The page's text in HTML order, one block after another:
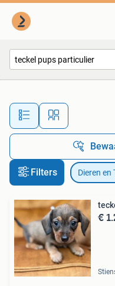
Alle
Filters Dieren en
€